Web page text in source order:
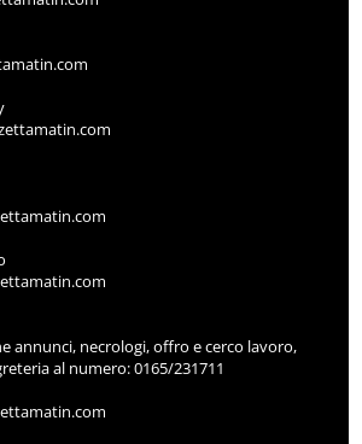
annunci, necrologi, offro e cerco lavoro,
al numero: 0165/231711